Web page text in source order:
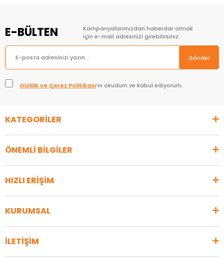
E-BÜLTEN
Kampanyalarımızdan haberdar olmak
için e-mail adresinizi girebilirsiniz.
Gönder
Gizlilik ve Çerez Politikası’nı okudum ve kabul ediyorum.
KATEGORİLER
ÖNEMLİ BİLGİLER
HIZLI ERİŞİM
KURUMSAL
İLETİŞİM